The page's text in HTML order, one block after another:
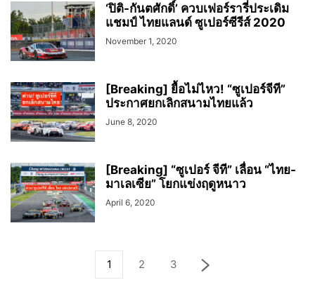
‘ปิติ-กันตศักดิ์’ ควบเฟอร์รารี่ประเดิม
แชมป์ ไทยแลนด์ ซูเปอร์ซีรีส์ 2020
November 1, 2020
[Breaking] ยื้อไม่ไหว! “ซูเปอร์จีที”
ประกาศยกเลิกสนามไทยแล้ว
June 8, 2020
[Breaking] “ซูเปอร์ จีที” เลื่อน “ไทย-
มาเลเซีย” โยกแข่งฤดูหนาว
April 6, 2020
1 2 3